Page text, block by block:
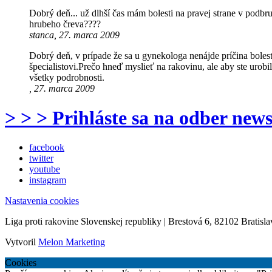
Dobrý deň... už dlhší čas mám bolesti na pravej strane v
hrubeho čreva????
stanca, 27. marca 2009
Dobrý deň, v prípade že sa u gynekologa nenájde príčina
špecialistovi.Prečo hneď myslieť na rakovinu, ale aby ste
všetky podrobnosti.
, 27. marca 2009
> > > Prihláste sa na odber
facebook
twitter
youtube
instagram
Nastavenia cookies
Liga proti rakovine Slovenskej republiky | Brestová 6, 82102
Vytvoril Melon Marketing
Cookies